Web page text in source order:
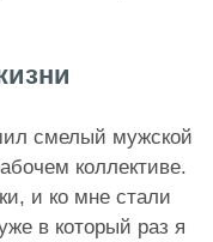
смелый мужской
коллективе.
и ко мне стали
в который раз я